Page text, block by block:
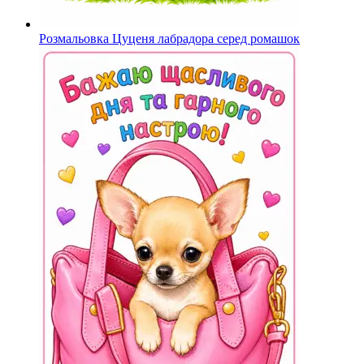
Розмальовка Цуценя лабрадора серед ромашок